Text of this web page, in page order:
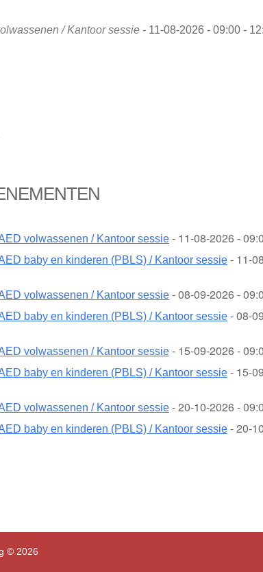
/ Kantoor sessie - 11-08-2026 - 09:00 -
volwassenen / Kantoor sessie - 11-08-2026 -
baby en kinderen (PBLS) / Kantoor sessie - 11-
volwassenen / Kantoor sessie - 08-09-2026 -
baby en kinderen (PBLS) / Kantoor sessie - 08-
volwassenen / Kantoor sessie - 15-09-2026 -
baby en kinderen (PBLS) / Kantoor sessie - 15-
volwassenen / Kantoor sessie - 20-10-2026 -
baby en kinderen (PBLS) / Kantoor sessie - 20-
© 2026